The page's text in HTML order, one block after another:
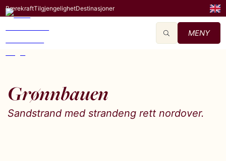
BærekraftTilgjengelighetDestinasjoner
MENY
Grønnbauen
Sandstrand med strandeng rett nordover.